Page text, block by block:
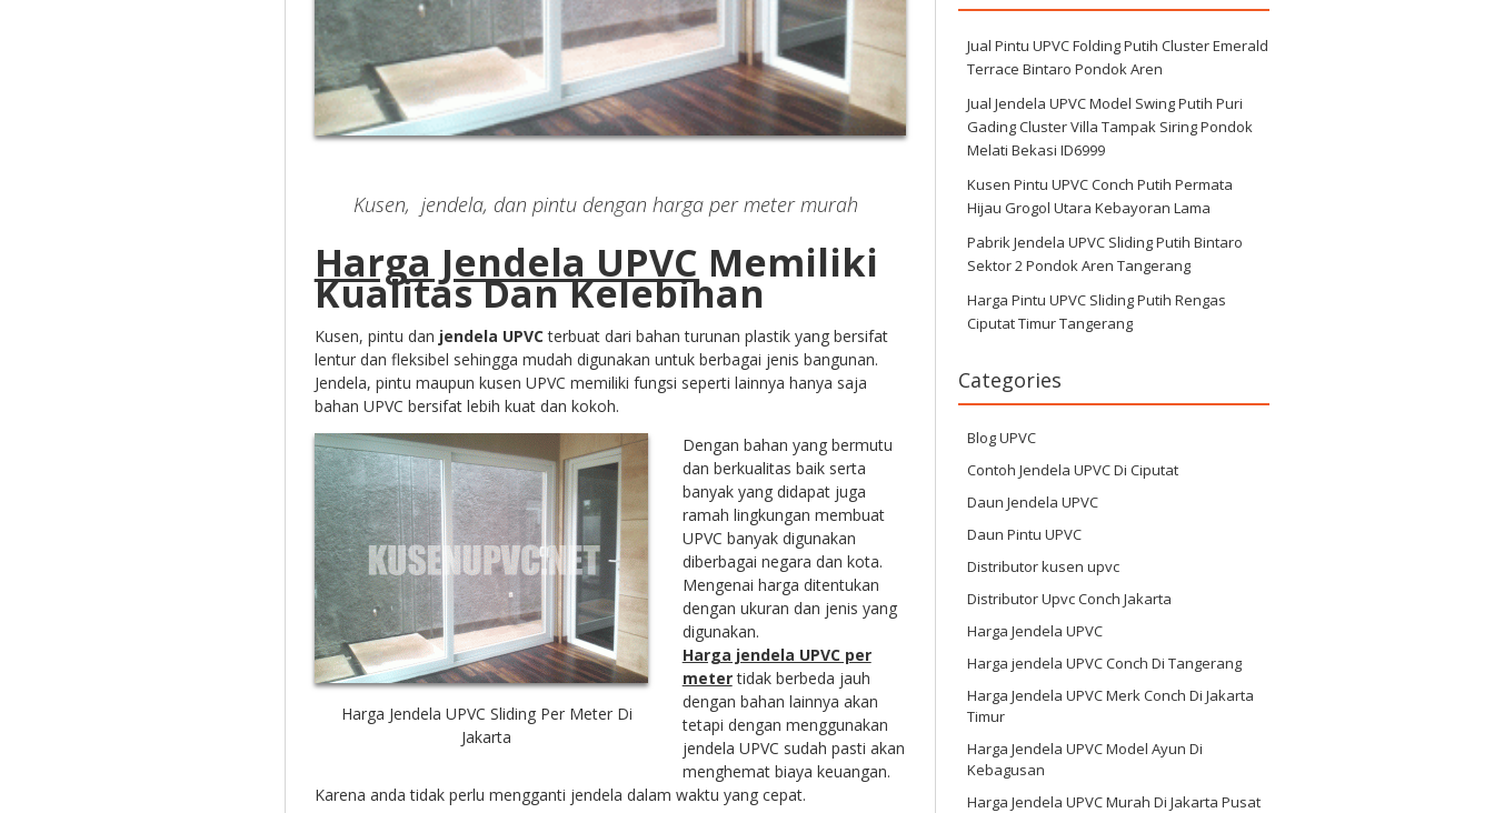
Kusen, jendela, dan pintu dengan harga per meter murah
Harga Jendela UPVC Memiliki
Kualitas Dan Kelebihan
Kusen, pintu dan jendela UPVCterbuat dari bahan turunan plastik yang bersifat
lentur dan fleksibel sehingga mudah digunakan untuk berbagai jenis bangunan.
Jendela, pintu maupun kusen UPVC memiliki fungsi seperti lainnya hanya saja
bahan UPVC bersifat lebih kuat dan kokoh.
Harga Jendela UPVC Sliding Per Meter Di
Jakarta
Dengan bahan yang bermutu
dan berkualitas baik serta
banyak yang didapat juga
ramah lingkungan membuat
UPVC banyak digunakan
diberbagai negara dan kota.
Mengenai harga ditentukan
dengan ukuran dan jenis yang
digunakan.
Harga jendela UPVC per
metertidak berbeda jauh
dengan bahan lainnya akan
tetapi dengan menggunakan
jendela UPVC sudah pasti akan
menghemat biaya keuangan.
Karena anda tidak perlu mengganti jendela dalam waktu yang cepat.
Jual Pintu UPVC Folding Putih Cluster Emerald
Terrace Bintaro Pondok Aren
Jual Jendela UPVC Model Swing Putih Puri
Gading Cluster Villa Tampak Siring Pondok
Melati Bekasi ID6999
Kusen Pintu UPVC Conch Putih Permata
Hijau Grogol Utara Kebayoran Lama
Pabrik Jendela UPVC Sliding Putih Bintaro
Sektor 2 Pondok Aren Tangerang
Harga Pintu UPVC Sliding Putih Rengas
Ciputat Timur Tangerang
Categories
Blog UPVC
Contoh Jendela UPVC Di Ciputat
Daun Jendela UPVC
Daun Pintu UPVC
Distributor kusen upvc
Distributor Upvc Conch Jakarta
Harga Jendela UPVC
Harga jendela UPVC Conch Di Tangerang
Harga Jendela UPVC Merk Conch Di Jakarta
Timur
Harga Jendela UPVC Model Ayun Di
Kebagusan
Harga Jendela UPVC Murah Di Jakarta Pusat